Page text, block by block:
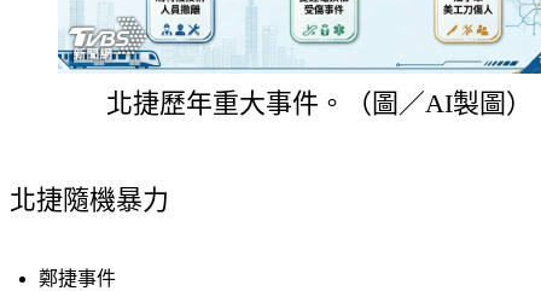
北捷歷年重大事件。（圖／AI製圖）
北捷隨機暴力
鄭捷事件